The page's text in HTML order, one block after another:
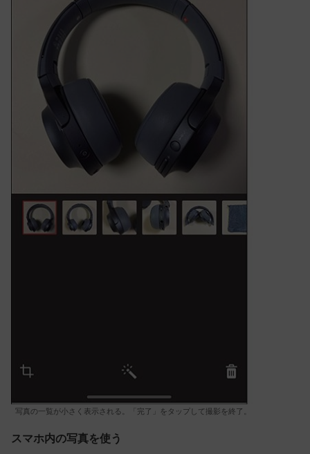
写真の一覧が小さく表示される。「完了」をタップして撮影を終了。
スマホ内の写真を使う